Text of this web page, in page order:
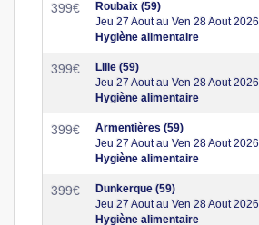
399€
Roubaix (59)
Jeu 27 Aout au Ven 28 Aout 2026
Hygiène alimentaire
399€
Lille (59)
Jeu 27 Aout au Ven 28 Aout 2026
Hygiène alimentaire
399€
Armentières (59)
Jeu 27 Aout au Ven 28 Aout 2026
Hygiène alimentaire
399€
Dunkerque (59)
Jeu 27 Aout au Ven 28 Aout 2026
Hygiène alimentaire